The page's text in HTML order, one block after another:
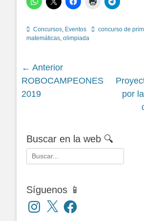
Categorías
Concursos Eventos Etiquetas
concurso de
matemáticas olimpiada
Navegación
de
entradas
← Anterior
Siguiente
entrada:
ROBOCAMPEONES
2019
entrada:
por
Buscar en la web 🔍
Buscar:
Síguenos 📱
Instagram
X Facebook